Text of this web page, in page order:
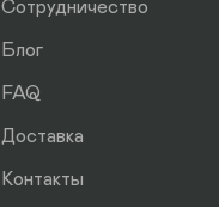
Сотрудничество
Блог
FAQ
Доставка
Контакты